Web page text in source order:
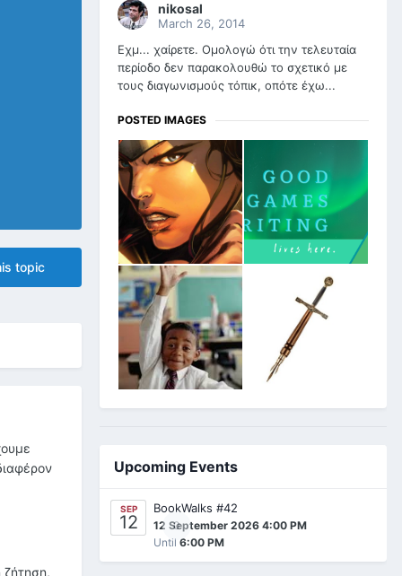
topic
nikosal
March 26, 2014
Εχμ... χαίρετε. Ομολογώ ότι την τελευταία
περίοδο δεν παρακολουθώ το σχετικό με
τους διαγωνισμούς τόπικ, οπότε έχω...
POSTED IMAGES
Upcoming Events
SEP
12 0
BookWalks #42
12 September 2026 4:00 PM
Until 6:00 PM